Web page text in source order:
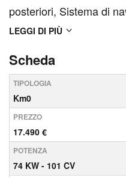
posteriori, Sistema di
Sensore di pioggia,
Holder, Cerchi in lega,
Airbag pa...
LEGGI DI PIÙ
Scheda
TIPOLOGIA
Km0
PREZZO
17.490 €
POTENZA
74 KW - 101 CV